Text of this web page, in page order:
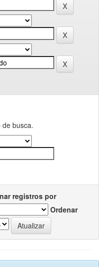
busca.
registros por
Ordenar